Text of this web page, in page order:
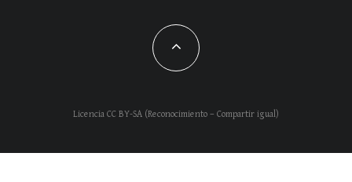
Licencia CC BY-SA (Reconocimiento – Compartir igual)